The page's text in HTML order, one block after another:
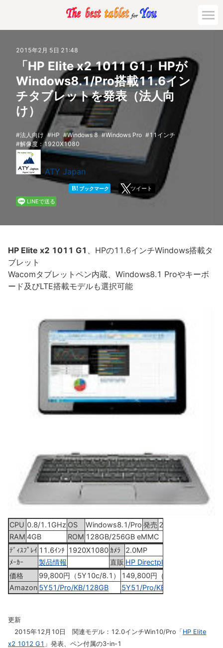
活用対策と事例
主要機種の比較
ゲーミング
法人向け
2015年2月 5日 21:48
「HP Elite x2 1011 G1」HPが
Windows8.1/Pro搭載11.6イン
チタブレットを発表（法人向
け）
法人向け HP Windows 8 Windows Pro
11インチ
解像度：1920X1080
ATY Japan
B! ブックマーク
ツイート
LINEで送る
HP Elite x2 1011 G1 、HPの11.6インチWindows搭載タ
ブレット
Wacomタブレットペン内蔵、Windows8.1 Proやキーボ
ード及びLTE搭載モデルも選択可能
CPU 0.8/1.1GHz OS Windows8.1/Pro 発売 2015年3月中旬
RAM 4GB ROM 128GB/256GB eMMC
ﾃﾞｨｽﾌﾟﾚｲ 11.6ｲﾝﾁ 1920X1080 ｶﾒﾗ
2.0MP
ﾒｰｶｰ
製品情報 直販 HP Directplus
価格
99,800円（5Y10c/8.1）
149,800円（5Y51/Pro）
Amazon 5Y51/Pro/KB/128GB 5Y51/Pro/KB/256GB
更新
2015年12月10日 関連モデル：12.0インチWin10/Pro「 HP Elite
x2 1012 G1 」発表、ペン付属の3-in-1